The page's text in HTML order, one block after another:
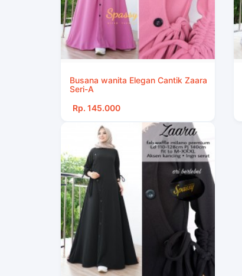
Busana wanita Elegan Cantik Zaara
Seri-A
Rp. 145.000